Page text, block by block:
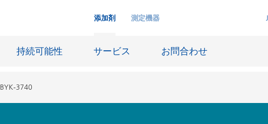
添加剤 測定機器
持続可能性 サービス お問合わせ
BYK-3740